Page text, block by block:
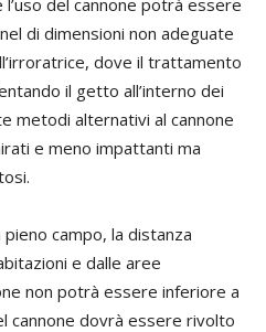
di dimensioni non adeguate
dove il trattamento
il getto all’interno dei
metodi alternativi al cannone
e meno impattanti ma
campo, la distanza
e dalle aree
non potrà essere inferiore a
cannone dovrà essere rivolto